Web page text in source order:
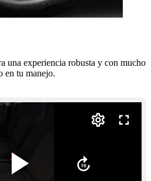
una experiencia robusta y con mucho
en tu manejo.